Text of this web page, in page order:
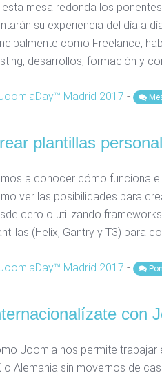
esta mesa redonda los
su experiencia del día a
como Freelance,
desarrollos, formación y
Madrid 2017 -
plantillas
a conocer cómo funciona
ver las posibilidades para
cero o utilizando
(Helix, Gantry y T3) para
Madrid 2017 -
con
Joomla nos permite trabajar
o Alemania sin movernos de